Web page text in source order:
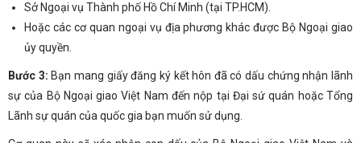
Sở Ngoại vụ Thành phố Hồ Chí Minh (tại TP.HCM).
Hoặc các cơ quan ngoại vụ địa phương khác được Bộ Ngoại giao
ủy quyền.
Bước 3: Bạn mang giấy đăng ký kết hôn đã có dấu chứng nhận lãnh
sự của Bộ Ngoại giao Việt Nam đến nộp tại Đại sứ quán hoặc Tổng
Lãnh sự quán của quốc gia bạn muốn sử dụng.